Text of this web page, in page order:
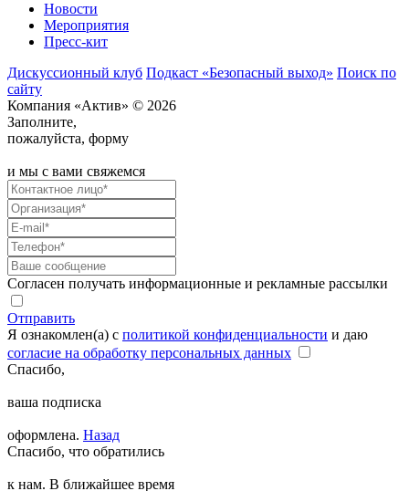
Новости
Мероприятия
Пресс-кит
Дискуссионный клуб Подкаст «Безопасный выход» Поиск по
сайту
Компания «Актив» © 2026
Заполните,
пожалуйста, форму
и мы с вами свяжемся
Согласен получать информационные и рекламные рассылки
Отправить
Я ознакомлен(а) с политикой конфиденциальности и даю
согласие на обработку персональных данных
Спасибо,
ваша подписка
оформлена. Назад
Спасибо, что обратились
к нам. В ближайшее время